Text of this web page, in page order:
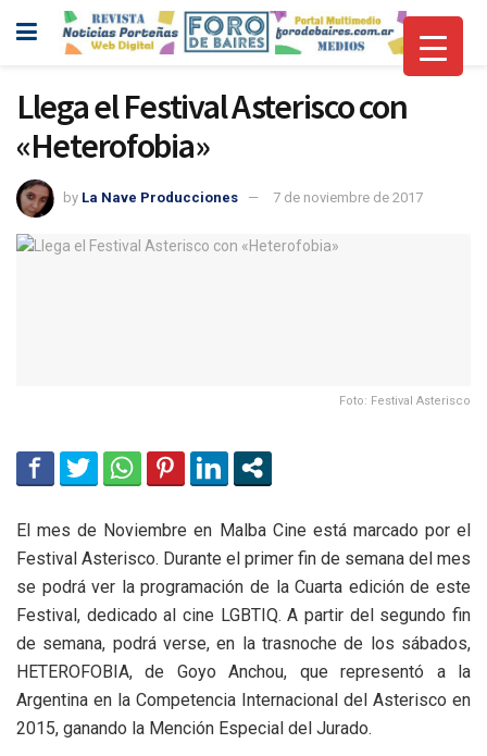
Llega el Festival Asterisco con
«Heterofobia»
by La Nave Producciones 7 de noviembre de 2017
Foto: Festival Asterisco
El mes de Noviembre en Malba Cine está marcado por el
Festival Asterisco. Durante el primer fin de semana del mes
se podrá ver la programación de la Cuarta edición de este
Festival, dedicado al cine LGBTIQ. A partir del segundo fin
de semana, podrá verse, en la trasnoche de los sábados,
HETEROFOBIA, de Goyo Anchou, que representó a la
Argentina en la Competencia Internacional del Asterisco en
2015, ganando la Mención Especial del Jurado.